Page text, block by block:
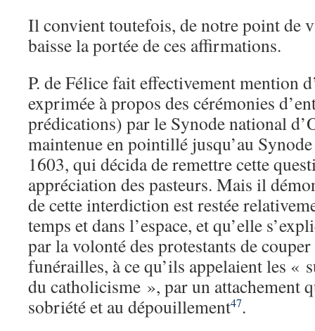
Il convient toutefois, de notre point de
baisse la portée de ces affirmations.
P. de Félice fait effectivement mention
exprimée à propos des cérémonies
prédications) par le Synode national
maintenue en pointillé jusqu’au
1603, qui décida de remettre cette
appréciation des pasteurs. Mais il
de cette interdiction est restée
temps et dans l’espace, et qu’elle
par la volonté des protestants de
funérailles, à ce qu’ils appelaient les «
du catholicisme », par un attachement
sobriété et au dépouillement47.